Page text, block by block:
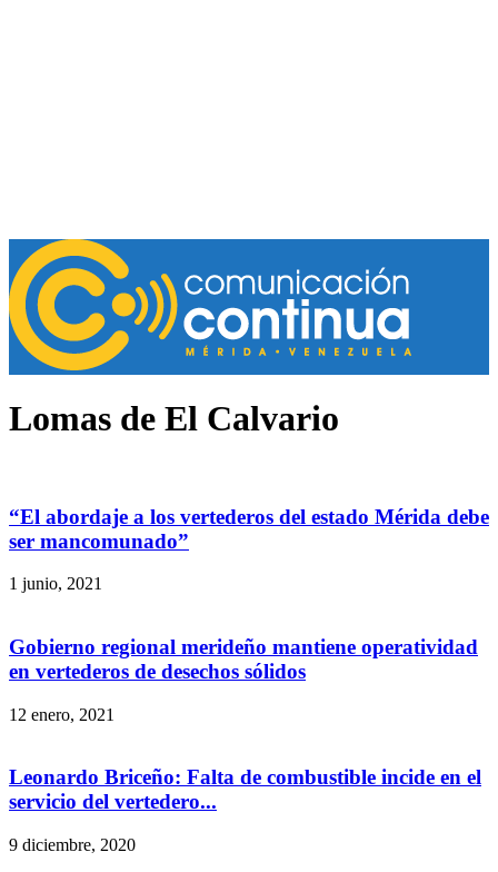
Lomas de El Calvario
“El abordaje a los vertederos del estado Mérida debe
ser mancomunado”
1 junio, 2021
Gobierno regional merideño mantiene operatividad
en vertederos de desechos sólidos
12 enero, 2021
Leonardo Briceño: Falta de combustible incide en el
servicio del vertedero...
9 diciembre, 2020